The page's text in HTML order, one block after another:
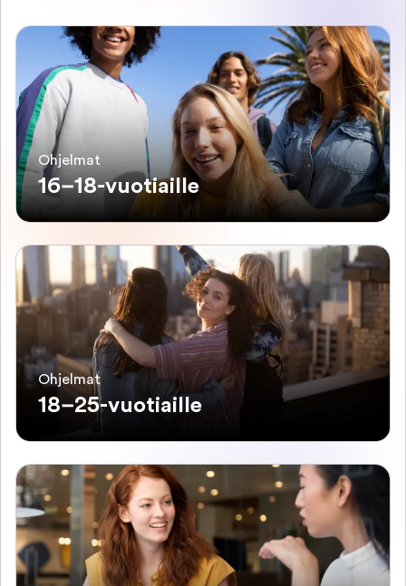
Ohjelmat
16–18-vuotiaille
Ohjelmat
18–25-vuotiaille